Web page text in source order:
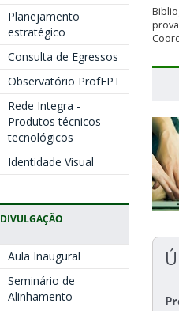
Planejamento
estratégico
Consulta de Egressos
Observatório ProfEPT
Rede Integra -
Produtos técnicos-
tecnológicos
Identidade Visual
DIVULGAÇÃO
Aula Inaugural
Seminário de
Alinhamento